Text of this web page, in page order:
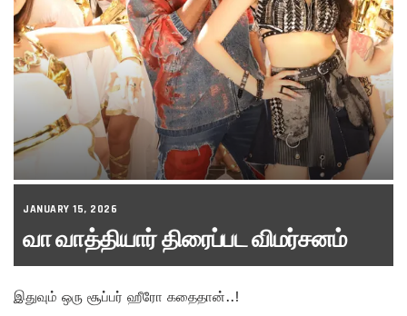
JANUARY 15, 2026
வா வாத்தியார் திரைப்பட விமர்சனம்
இதுவும் ஒரு சூப்பர் ஹீரோ கதைதான்..!